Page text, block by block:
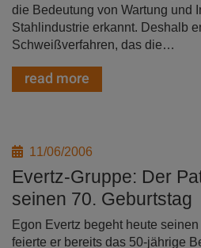
die Bedeutung von Wartung und
Stahlindustrie erkannt. Deshalb
Schweißverfahren, das die…
read more
11/06/2006
Evertz-Gruppe: Der
seinen 70. Geburtstag
Egon Evertz begeht heute
feierte er bereits das 50-jährige